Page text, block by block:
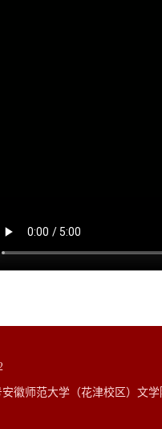
徽师范大学（花津校区）文学